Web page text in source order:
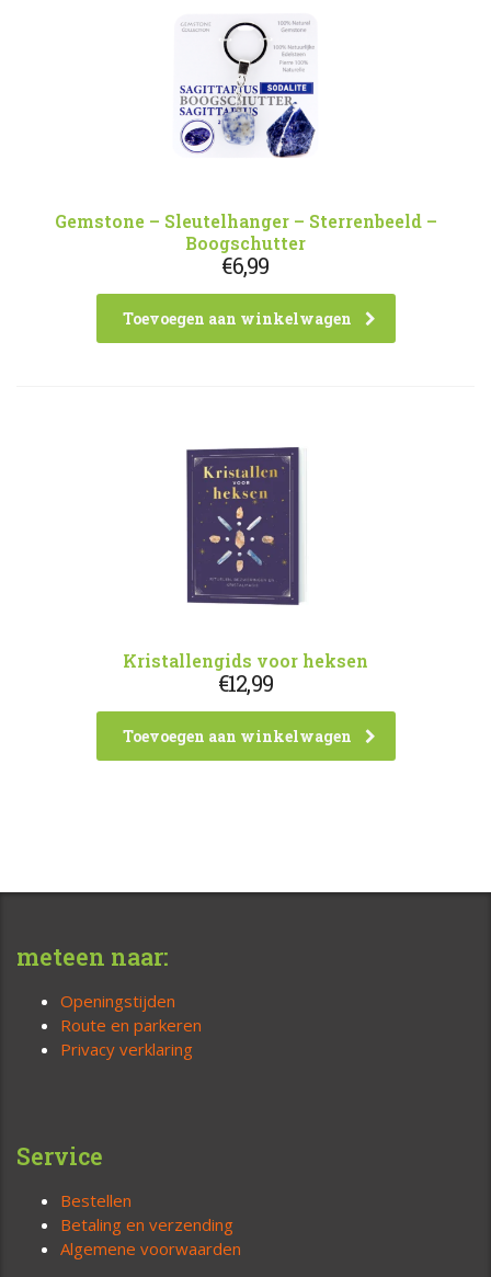
Gemstone – Sleutelhanger – Sterrenbeeld –
Boogschutter
€6,99
Toevoegen aan winkelwagen
Kristallengids voor heksen
€12,99
Toevoegen aan winkelwagen
meteen naar:
Openingstijden
Route en parkeren
Privacy verklaring
Service
Bestellen
Betaling en verzending
Algemene voorwaarden